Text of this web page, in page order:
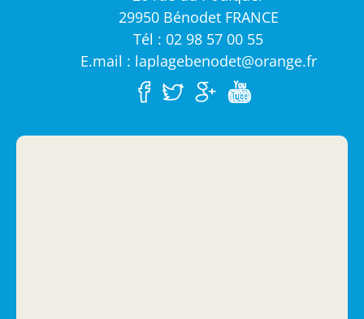
29950 Bénodet FRANCE
Tél : 02 98 57 00 55
E.mail : laplagebenodet@orange.fr